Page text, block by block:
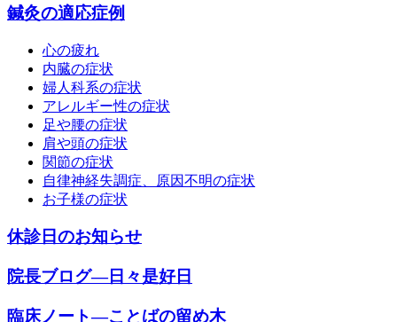
鍼灸の適応症例
心の疲れ
内臓の症状
婦人科系の症状
アレルギー性の症状
足や腰の症状
肩や頭の症状
関節の症状
自律神経失調症、原因不明の症状
お子様の症状
休診日のお知らせ
院長ブログ―日々是好日
臨床ノート―ことばの留め木